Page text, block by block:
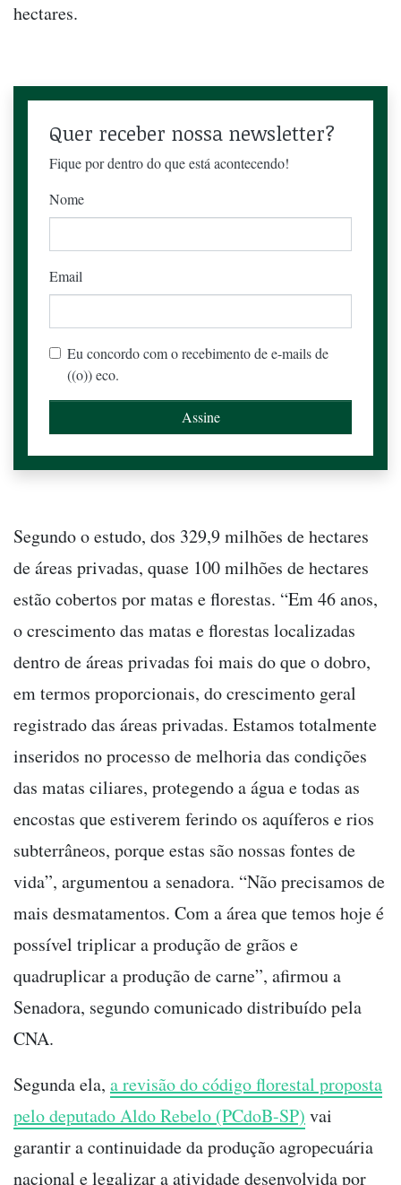
hectares.
Quer receber nossa newsletter?
Fique por dentro do que está acontecendo!
Nome
Email
Eu concordo com o recebimento de e-mails de
((o)) eco.
Segundo o estudo, dos 329,9 milhões de hectares
de áreas privadas, quase 100 milhões de hectares
estão cobertos por matas e florestas. “Em 46 anos,
o crescimento das matas e florestas localizadas
dentro de áreas privadas foi mais do que o dobro,
em termos proporcionais, do crescimento geral
registrado das áreas privadas. Estamos totalmente
inseridos no processo de melhoria das condições
das matas ciliares, protegendo a água e todas as
encostas que estiverem ferindo os aquíferos e rios
subterrâneos, porque estas são nossas fontes de
vida”, argumentou a senadora. “Não precisamos de
mais desmatamentos. Com a área que temos hoje é
possível triplicar a produção de grãos e
quadruplicar a produção de carne”, afirmou a
Senadora, segundo comunicado distribuído pela
CNA.
Segunda ela, a revisão do código florestal proposta
pelo deputado Aldo Rebelo (PCdoB-SP) vai
garantir a continuidade da produção agropecuária
nacional e legalizar a atividade desenvolvida por